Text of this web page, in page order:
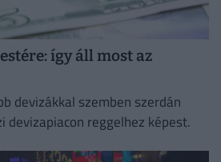
így áll most az
devizákkal szemben szerdán
devizapiacon reggelhez képest.